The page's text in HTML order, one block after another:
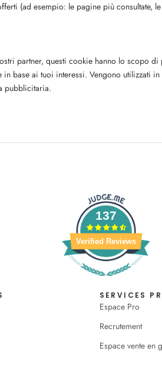
(ad esempio: le pagine più consultate,
partner, questi cookie hanno lo scopo
in base ai tuoi interessi. Vengono utilizzati
pubblicitaria.
137
Verified Reviews
SERVICES
Espace Pro
Recrutement
Espace vente en